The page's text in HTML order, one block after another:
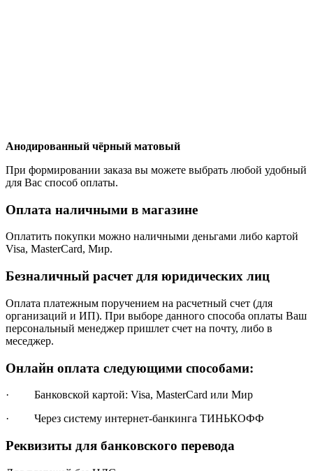
Анодированный чёрный матовый
При формировании заказа вы можете выбрать любой удобный
для Вас способ оплаты.
Оплата наличными в магазине
Оплатить покупки можно наличными деньгами либо картой
Visa, MasterCard, Мир.
Безналичный расчет для юридических лиц
Оплата платежным поручением на расчетный счет (для
организаций и ИП). При выборе данного способа оплаты Ваш
персональный менеджер пришлет счет на почту, либо в
меседжер.
Онлайн оплата следующими способами:
· Банковской картой: Visa, MasterCard или Мир
· Через систему интернет-банкинга ТИНЬКОФФ
Реквизиты для банковского перевода